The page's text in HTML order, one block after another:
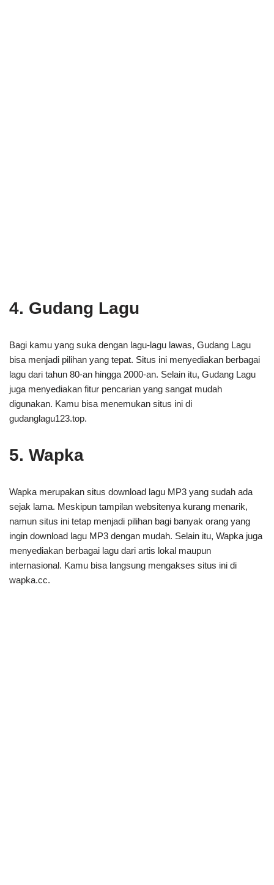
4. Gudang Lagu
Bagi kamu yang suka dengan lagu-lagu lawas, Gudang Lagu
bisa menjadi pilihan yang tepat. Situs ini menyediakan berbagai
lagu dari tahun 80-an hingga 2000-an. Selain itu, Gudang Lagu
juga menyediakan fitur pencarian yang sangat mudah
digunakan. Kamu bisa menemukan situs ini di
gudanglagu123.top.
5. Wapka
Wapka merupakan situs download lagu MP3 yang sudah ada
sejak lama. Meskipun tampilan websitenya kurang menarik,
namun situs ini tetap menjadi pilihan bagi banyak orang yang
ingin download lagu MP3 dengan mudah. Selain itu, Wapka juga
menyediakan berbagai lagu dari artis lokal maupun
internasional. Kamu bisa langsung mengakses situs ini di
wapka.cc.